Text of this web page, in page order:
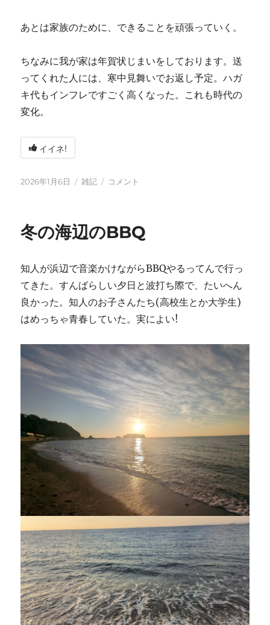
あとは家族のために、できることを頑張っていく。
ちなみに我が家は年賀状じまいをしております。送
ってくれた人には、寒中見舞いでお返し予定。ハガ
キ代もインフレですごく高くなった。これも時代の
変化。
イイネ!
投
2026年1月6日
カ
ー
雑記
2026
コメント
冬の海辺のBBQ
知人が浜辺で音楽かけながらBBQやるってんで行っ
てきた。すんばらしい夕日と波打ち際で、たいへん
良かった。知人のお子さんたち(高校生とか大学生)
はめっちゃ青春していた。実によい!